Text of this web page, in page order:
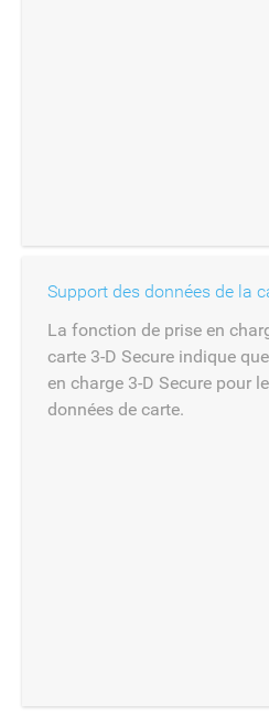
Support des données de la
La fonction de prise en
carte 3-D Secure indique
en charge 3-D Secure pour
données de carte.